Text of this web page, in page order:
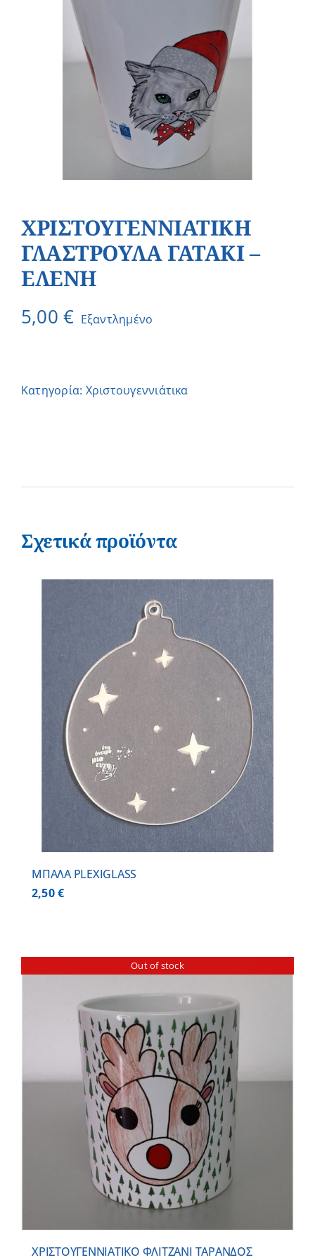
ΧΡΙΣΤΟΥΓΕΝΝΙΑΤΙΚΗ
ΓΛΑΣΤΡΟΥΛΑ ΓΑΤΑΚΙ –
ΕΛΕΝΗ
5,00€ Εξαντλημένο
Κατηγορία: Χριστουγεννιάτικα
Σχετικά προϊόντα
ΜΠΑΛΑ PLEXIGLASS
2,50€
Out of stock
ΧΡΙΣΤΟΥΓΕΝΝΙΑΤΙΚΟ ΦΛΙΤΖΑΝΙ ΤΑΡΑΝΔΟΣ